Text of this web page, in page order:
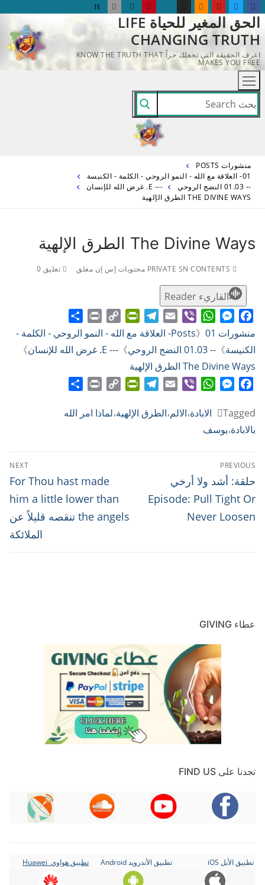
التجاوز
إلى
المحتوى
الحق المغير للحياة LIFE
CHANGING TRUTH
اعرف الحقيقة التي تجعلك حراً KNOW THE TRUTH THAT
MAKES YOU FREE
البحث
عن:
منشورات POSTS
01- العلاقة مع الله - النمو الروحي - الكلمة - الكنيسة
-- 01.03 النضج الروحي
--- E. غرض الله للإنسان
THE DIVINE WAYS الطرق الإلهية
The Divine Ways الطرق الإلهية
تعليق 0
القاريء Reader
Facebook
Messenger
WhatsApp
Viber
Email
Telegram
PrintFriendly
Copy
Link
Print
Share منشورات Posts 》
01- العلاقة مع الله - النمو الروحي - الكلمة -
الكنيسة》 -- 01.03 النضج الروحي 》 --- E. غرض الله للإنسان
》
The Divine Ways الطرق الإلهية
Link
Tagged
الابادة،الالم،الطرق الإلهية،لماذا امر الله
بالابادة،يوسف
تصفّح
المقالات
PREVIOUS
Previous
post:
حلقة: أشد ولا أرخي
Episode: Pull Tight Or
Never Loosen
NEXT
Next
post:
For Thou hast made
him a little lower than
the angels تنقصه قليلاً عن
الملائكة
عطاء GIVING
تجدنا على FIND US
تطبيق الأبل iOS تطبيق الأندرويد Android تطبيق هواوي Huawei